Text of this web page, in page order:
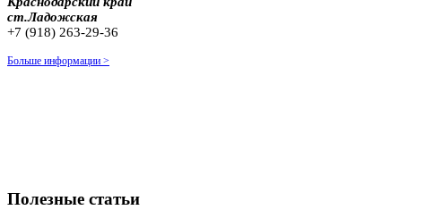
ст.Ладожская
+7 (918) 263-29-36
Больше информации >
Полезные статьи